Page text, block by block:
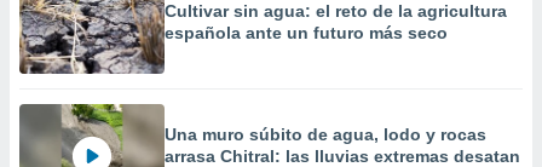
Cultivar sin agua: el reto de la agricultura
española ante un futuro más seco
Una muro súbito de agua, lodo y rocas
arrasa Chitral: las lluvias extremas desatan